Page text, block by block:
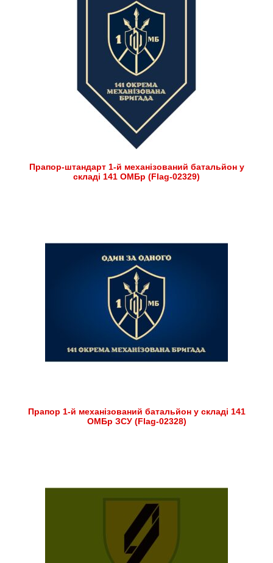
Прапор-штандарт 1-й механізований батальйон у
складі 141 ОМБр (Flag-02329)
Прапор 1-й механізований батальйон у складі 141
ОМБр ЗСУ (Flag-02328)